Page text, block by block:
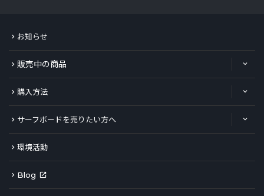
お知らせ
販売中の商品
購入方法
サーフボードを売りたい方へ
環境活動
Blog